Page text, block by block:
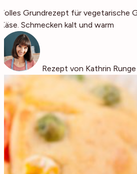
Tolles Grundrezept für vegetarische
Käse. Schmecken kalt und warm
Rezept von Kathrin Runge